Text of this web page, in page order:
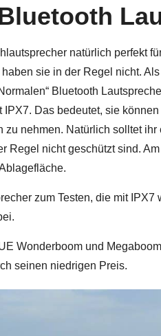
natürlich perfekt
sie in der Regel nicht.
Bluetooth
Das bedeutet, sie
nehmen. Natürlich solltet
Regel nicht geschützt sind.
zum Testen, die mit IPX7
Wonderboom und Megaboom
seinen niedrigen Preis.